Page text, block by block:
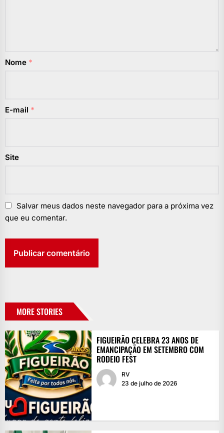
Nome *
E-mail *
Site
Salvar meus dados neste navegador para a próxima vez
que eu comentar.
MORE STORIES
FIGUEIRÃO CELEBRA 23 ANOS DE
EMANCIPAÇÃO EM SETEMBRO COM
RODEIO FEST
RV
23 de julho de 2026